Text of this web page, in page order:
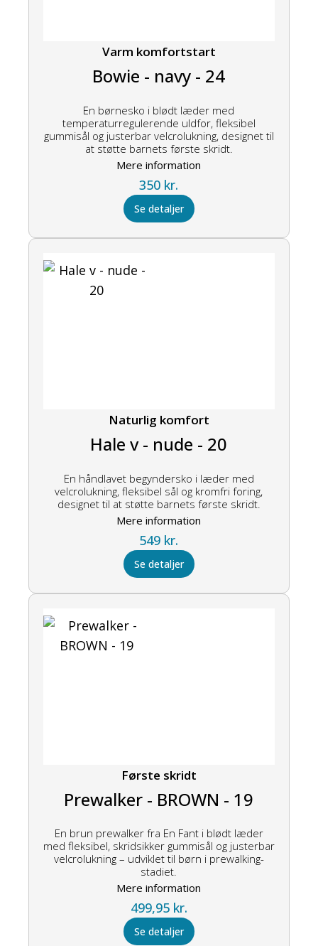
Varm komfortstart
Bowie - navy - 24
En børnesko i blødt læder med
temperaturregulerende uldfor, fleksibel
gummisål og justerbar velcrolukning, designet til
at støtte barnets første skridt.
350 kr.
Se detaljer
Mere information
Naturlig komfort
Hale v - nude - 20
En håndlavet begyndersko i læder med
velcrolukning, fleksibel sål og kromfri foring,
designet til at støtte barnets første skridt.
549 kr.
Se detaljer
Mere information
Første skridt
Prewalker - BROWN - 19
En brun prewalker fra En Fant i blødt læder
med fleksibel, skridsikker gummisål og justerbar
velcrolukning – udviklet til børn i prewalking-
stadiet.
499,95 kr.
Se detaljer
Mere information